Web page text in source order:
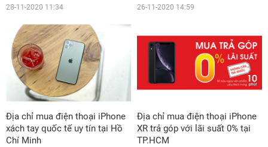
28-11-2020 11:34 26-11-2020 14:59
Địa chỉ mua điện thoại iPhone
xách tay quốc tế uy tín tại Hồ
Chí Minh
Địa chỉ mua điện thoại iPhone
XR trả góp với lãi suất 0% tại
TP.HCM